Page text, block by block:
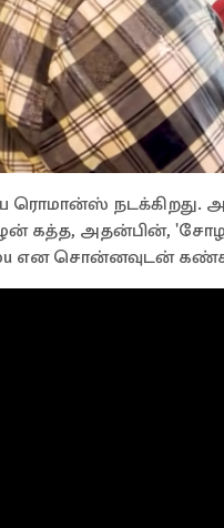
ரொமான்ஸ் நடக்கிறது.
கத்த, அதன்பின், 'சோழன்,
என சொன்னவுடன்